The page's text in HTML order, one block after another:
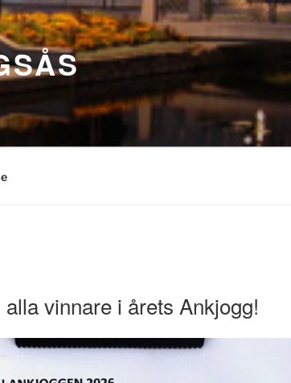
vinnare i årets Ankjogg!